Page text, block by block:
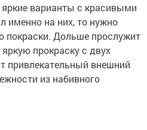
варианты с красивыми
именно на них, то нужно
покраски. Дольше прослужит
прокраску с двух
привлекательный внешний
из набивного